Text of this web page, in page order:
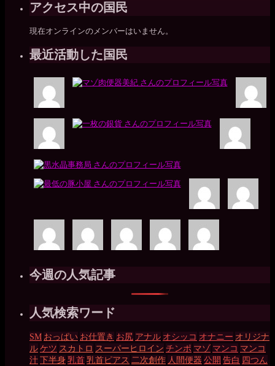
アクセス中の国民
現在オンラインのメンバーはいません。
最近活動した国民
今週の人気記事
人気検索ワード
SM おっぱい お仕置き お尻 アナル オシッコ オナニー オリジナ
ルケツ スカトロ スーパーヒロイン チンポ マゾ マンコ マンコ
汁下半身乳首乳首ピアス 二次創作 人間便器 公開 告白 四つん